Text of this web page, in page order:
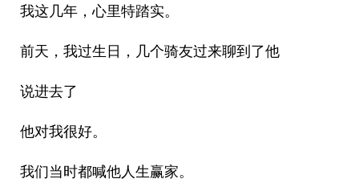
我这几年，心里特踏实。
前天，我过生日，几个骑友过来聊到了他
说进去了
他对我很好。
我们当时都喊他人生赢家。